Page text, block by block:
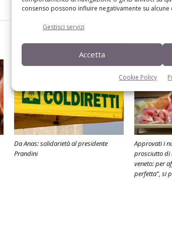
consenso possono influire negativamente su
Gestisci servizi
Accetta
Cookie Policy
Da Anas: solidarietà al presidente
Prandini
Approvati i
prosciutto di
veneto: per
perfetta”, si